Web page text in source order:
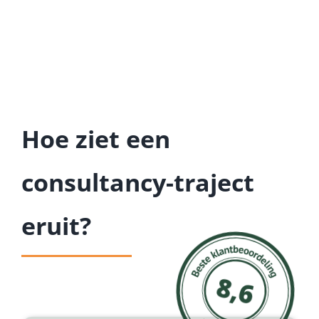
Hoe ziet een
consultancy-traject
eruit?